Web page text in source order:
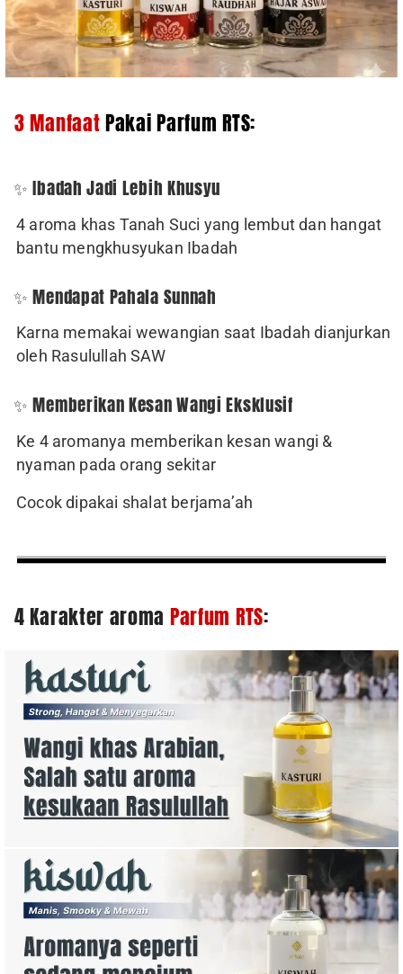
3 ManfaatPakai Parfum RTS:
✨ Ibadah Jadi Lebih Khusyu
4 aroma khas Tanah Suci yang lembut dan hangat
bantu mengkhusyukan Ibadah
✨ Mendapat Pahala Sunnah
Karna memakai wewangian saat Ibadah dianjurkan
oleh Rasulullah SAW
✨ Memberikan Kesan Wangi Eksklusif
Ke 4 aromanya memberikan kesan wangi &
nyaman pada orang sekitar
Cocok dipakai shalat berjama’ah
4 Karakter aroma Parfum RTS: